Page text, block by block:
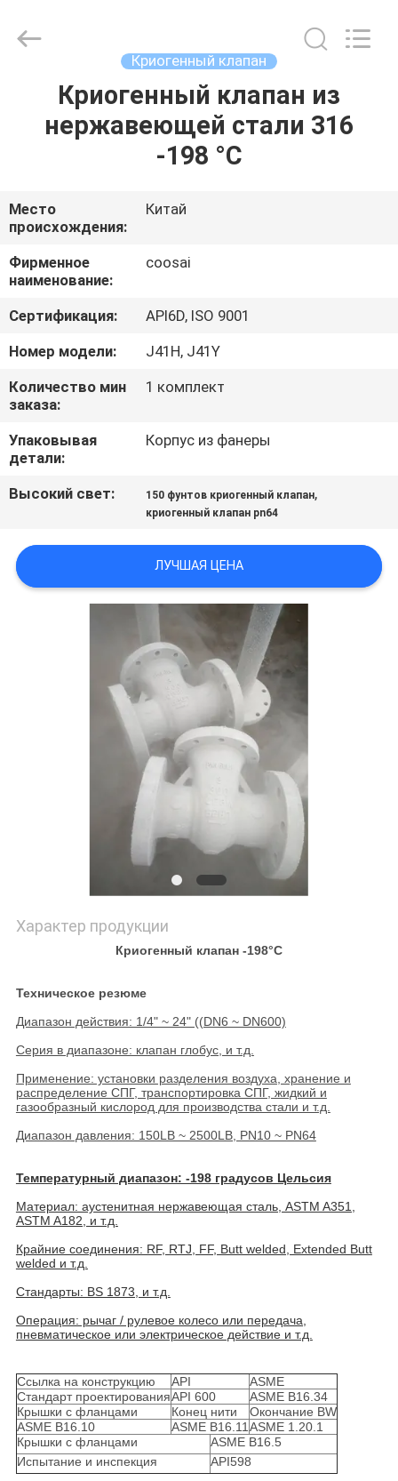
ДОМОЙ
О
НАС
ЭКСКУРСИЯ
ПО
ЗАВОДУ
КОНТРОЛЬ
КАЧЕСТВА
СВЯЖИТЕСЬ
НАМИ
ЗАПРОСИТЕ
group.
Криогенный клапан
Криогенный клапан из
нержавеющей стали 316
-198 °C
Место
происхождения:
Китай
Фирменное
наименование:
coosai
Сертификация:
API6D, ISO 9001
Номер модели:
J41H, J41Y
Количество мин
заказа:
1 комплект
Упаковывая
детали:
Корпус из фанеры
Высокий свет: 150 фунтов криогенный клапан,
криогенный клапан pn64
ЛУЧШАЯ ЦЕНА
Характер продукции
Криогенный клапан -198°C
Техническое резюме
Диапазон действия: 1/4" ~ 24" ((DN6 ~ DN600)
Серия в диапазоне: клапан глобус, и т.д.
Применение: установки разделения воздуха, хранение и
распределение СПГ, транспортировка СПГ, жидкий и
газообразный кислород для производства стали и т.д.
Диапазон давления: 150LB ~ 2500LB, PN10 ~ PN64
Температурный диапазон: -198 градусов Цельсия
Материал: аустенитная нержавеющая сталь, ASTM A351,
ASTM A182, и т.д.
Крайние соединения: RF, RTJ, FF, Butt welded, Extended Butt
welded и т.д.
Стандарты: BS 1873, и т.д.
Операция: рычаг / рулевое колесо или передача,
пневматическое или электрическое действие и т.д.
Ссылка на конструкцию API
ASME
Стандарт проектированияAPI 600
ASME B16.34
Крышки с фланцами
Конец нити
Окончание BW
ASME B16.10
ASME B16.11ASME 1.20.1
Крышки с фланцами
ASME B16.5
Испытание и инспекция
API598